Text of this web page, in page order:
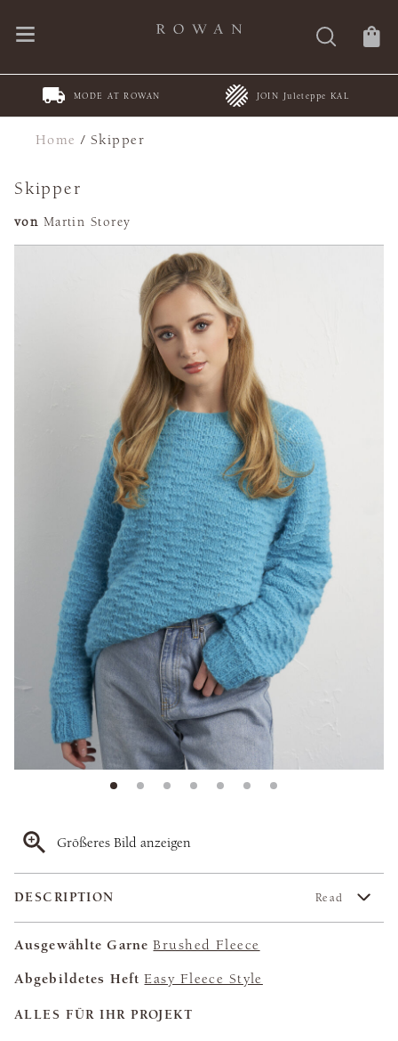
MODE AT ROWAN JOIN Juleteppe KAL
Home /Skipper
Skipper
von Martin Storey
Größeres Bild anzeigen
DESCRIPTION Read
Ausgewählte Garne Brushed Fleece
Abgebildetes Heft Easy Fleece Style
ALLES FÜR IHR PROJEKT